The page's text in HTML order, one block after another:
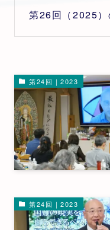
第26回（2025）
第24回｜2023
第24回｜2023